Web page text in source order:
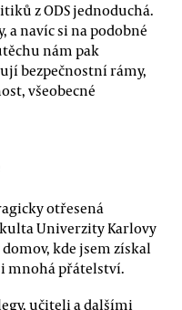
z ODS jednoduchá.
a navíc si na podobné
nám pak
bezpečnostní rámy,
všeobecné
otřesená
Univerzity Karlovy
kde jsem získal
mnohá přátelství.
učiteli a dalšími